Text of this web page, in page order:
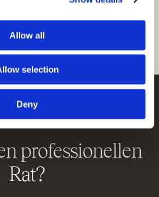
Allow all
selection
Deny
über Häuser oder andere Arten
können Sie sich gerne an uns
KONTAKT AGENT
professionellen
Rat?